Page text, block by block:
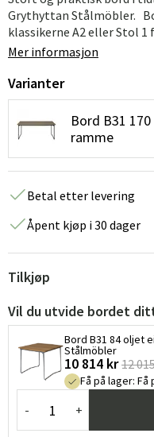
Grythyttan Stålmöbler.
klassikerne A2 eller Stol 1
Mer informasjon
Varianter
Bord B31
ramme
Betal etter levering
Åpent kjøp i 30 dager
Tilkjøp
Vil du utvide bordet
Bord B31 84 oljet
Stålmöbler
10 814 kr 12
Få på lager: Få
- +